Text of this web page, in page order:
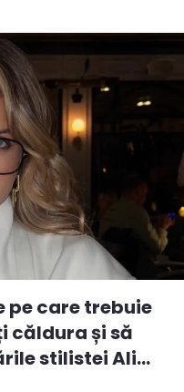
pe care trebuie
căldura și să
stilistei Ali...